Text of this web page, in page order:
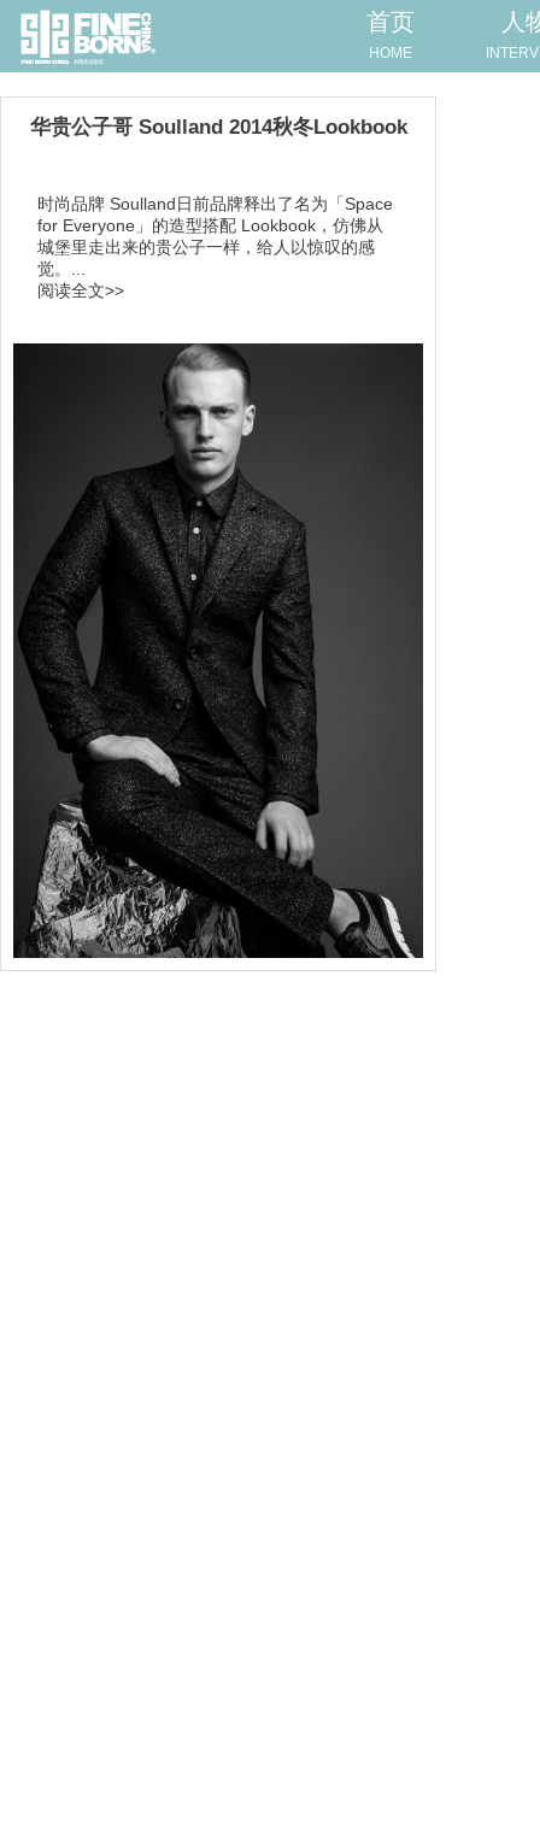
首页
HOME
人
华贵公子哥 Soulland 2014秋冬Lookbook
时尚品牌 Soulland日前品牌释出了名为「Space
for Everyone」的造型搭配 Lookbook，仿佛从
城堡里走出来的贵公子一样，给人以惊叹的感
觉。...
阅读全文>>